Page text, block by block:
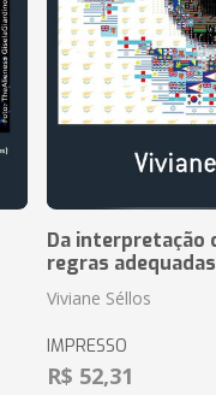
Da interpretação
regras
Viviane Séllos
IMPRESSO
R$ 52,31